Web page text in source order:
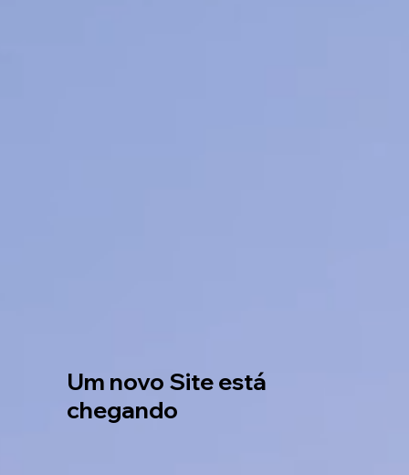
Um novo Site está
chegando